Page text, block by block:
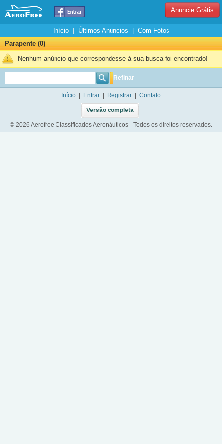
Anuncie Grátis
Início| Últimos Anúncios
Com Fotos
Parapente (0)
Nenhum anúncio que correspondesse à sua busca foi encontrado!
Refinar
Início Entrar Registrar Contato
Versão completa
© 2026 Aerofree Classificados Aeronáuticos - Todos os direitos reservados.